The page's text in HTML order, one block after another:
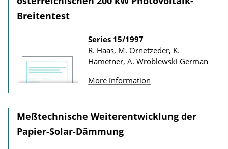
Breitentest
Series 15/1997
R. Haas, M. Ornetzeder, K.
Hametner, A. Wroblewski German
More Information
Meßtechnische Weiterentwicklung der
Papier-Solar-Dämmung